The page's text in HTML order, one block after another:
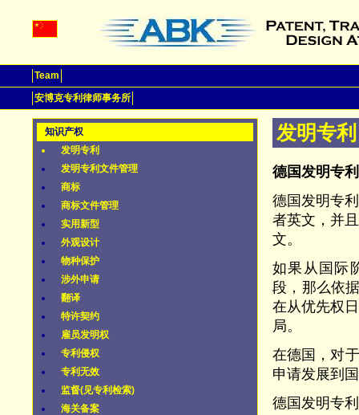
Team
安博克专利律师事务所
知识产权
发明专利
发明专利文件管理
商标
商标文件管理
实用新型
外观设计
物种保护
涉外申请
翻译
特许契约
雇员发明权
专利侵权
专利无效
监督(见专利检索)
海关备案
发明专利
德国发明专利
德国发明专
者英文，并
文。
如果从国际
段，那么依
在从优先权
局。
在德国，对
申请发展到
德国发明专